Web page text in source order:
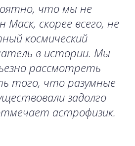
что мы не
Маск, скорее всего, не
космический
в истории. Мы
рассмотреть
того, что разумные
задолго
астрофизик.